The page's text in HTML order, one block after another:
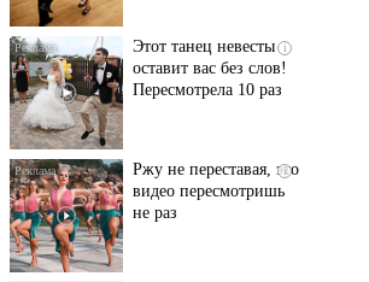
i
Этот танец невесты
оставит вас без слов!
Пересмотрела 10 раз
i
Ржу не переставая, это
видео пересмотришь
не раз